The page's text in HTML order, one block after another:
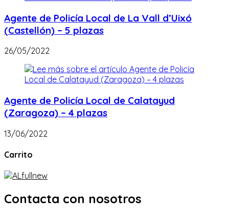
Agente de Policía Local de La Vall d’Uixó
(Castellón) – 5 plazas
26/05/2022
Agente de Policía Local de Calatayud
(Zaragoza) – 4 plazas
13/06/2022
Carrito
Contacta con nosotros